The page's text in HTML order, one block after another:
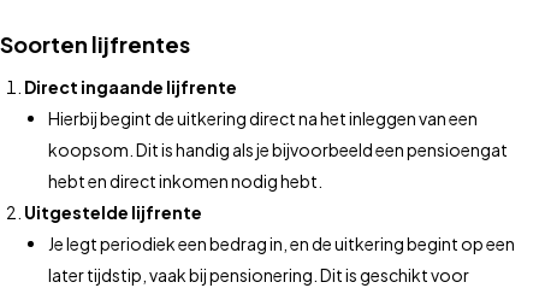
Soorten lijfrentes
Direct ingaande lijfrente
Hierbij begint de uitkering direct na het inleggen van een
koopsom. Dit is handig als je bijvoorbeeld een pensioengat
hebt en direct inkomen nodig hebt.
Uitgestelde lijfrente
Je legt periodiek een bedrag in, en de uitkering begint op een
later tijdstip, vaak bij pensionering. Dit is geschikt voor